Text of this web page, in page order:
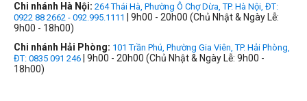
Chi nhánh Hà Nội: 264 Thái Hà, Phường Ô Chợ Dừa, TP. Hà Nội, ĐT:
0922 88 2662 - 092.995.1111
| 9h00 - 20h00 (Chủ Nhật & Ngày Lễ:
9h00 - 18h00)
Chi nhánh Hải Phòng: 101 Trần Phú, Phường Gia Viên, TP. Hải Phòng,
ĐT: 0835 091 246 | 9h00 - 20h00 (Chủ Nhật & Ngày Lễ: 9h00 -
18h00)